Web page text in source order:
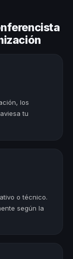
los
tu
o técnico.
según la